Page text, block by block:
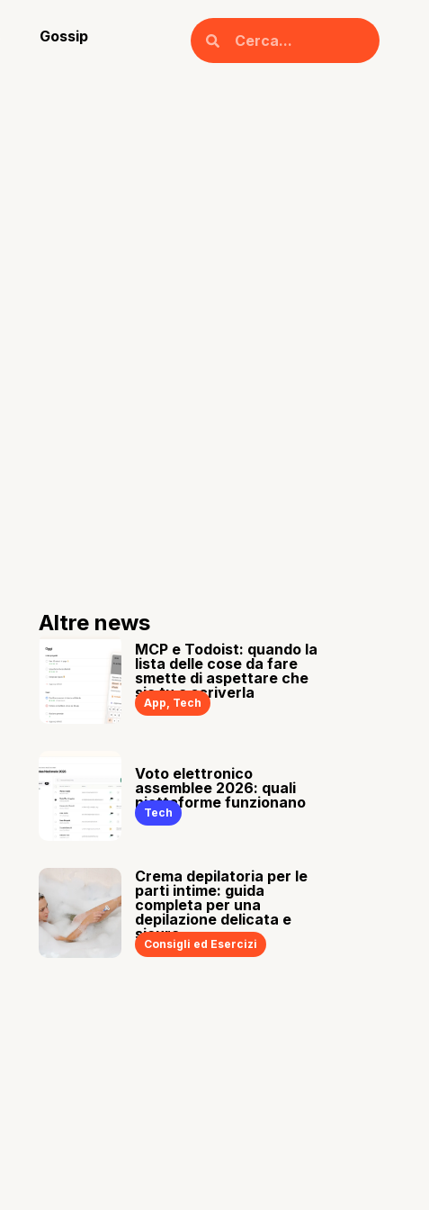
Gossip
Altre news
MCP e Todoist: quando la
lista delle cose da fare
smette di aspettare che
sia tu a scriverla
App, Tech
Voto elettronico
assemblee 2026: quali
piattaforme funzionano
Tech
Crema depilatoria per le
parti intime: guida
completa per una
depilazione delicata e
sicura
Consigli ed Esercizi